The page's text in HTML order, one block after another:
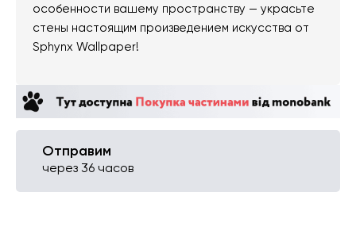
особенности вашему пространству — украсьте
стены настоящим произведением искусства от
Sphynx Wallpaper!
Отправим
через 36 часов